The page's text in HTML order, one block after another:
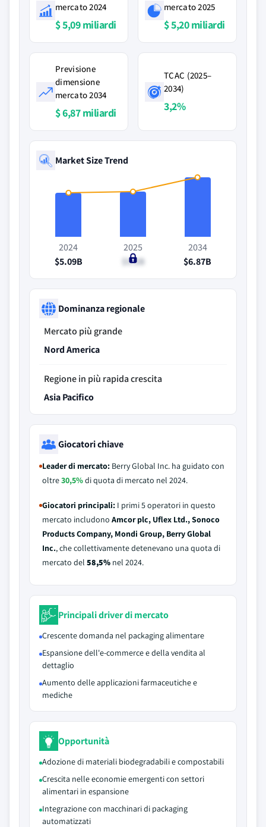
mercato 2024
$ 5,09 miliardi
mercato 2025
$ 5,20 miliardi
Previsione
dimensione
mercato 2034
$ 6,87 miliardi
TCAC (2025–
2034)
3,2%
Market Size Trend
2024
$5.09B
2025
$5.2B
2034
$6.87B
Dominanza regionale
Mercato più grande
Nord America
Regione in più rapida crescita
Asia Pacifico
Giocatori chiave
Leader di mercato: Berry Global Inc. ha guidato con
oltre30,5%di quota di mercato nel 2024.
Giocatori principali: I primi 5 operatori in questo
mercato includono Amcor plc, Uflex Ltd., Sonoco
Products Company, Mondi Group, Berry Global
Inc., che collettivamente detenevano una quota di
mercato del 58,5% nel 2024.
Principali driver di mercato
Crescente domanda nel packaging alimentare
Espansione dell'e-commerce e della vendita al
dettaglio
Aumento delle applicazioni farmaceutiche e
mediche
Opportunità
Adozione di materiali biodegradabili e compostabili
Crescita nelle economie emergenti con settori
alimentari in espansione
Integrazione con macchinari di packaging
automatizzati